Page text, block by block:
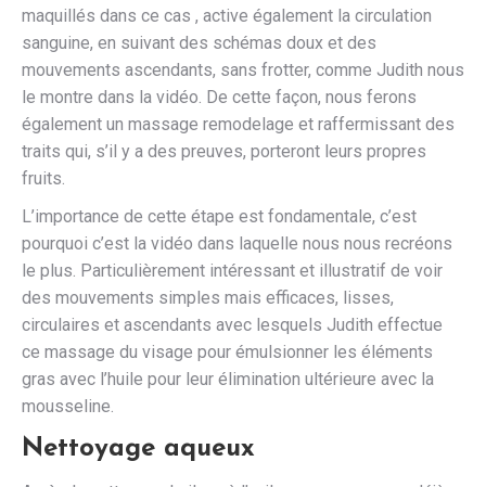
maquillés dans ce cas , active également la circulation
sanguine, en suivant des schémas doux et des
mouvements ascendants, sans frotter, comme Judith nous
le montre dans la vidéo. De cette façon, nous ferons
également un massage remodelage et raffermissant des
traits qui, s’il y a des preuves, porteront leurs propres
fruits.
L’importance de cette étape est fondamentale, c’est
pourquoi c’est la vidéo dans laquelle nous nous recréons
le plus. Particulièrement intéressant et illustratif de voir
des mouvements simples mais efficaces, lisses,
circulaires et ascendants avec lesquels Judith effectue
ce massage du visage pour émulsionner les éléments
gras avec l’huile pour leur élimination ultérieure avec la
mousseline.
Nettoyage aqueux